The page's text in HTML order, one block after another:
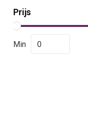
Prijs
Min